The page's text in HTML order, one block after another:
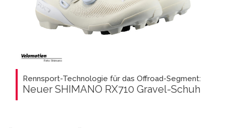
Rennsport-Technologie für das Offroad-Segment:
Neuer SHIMANO RX710 Gravel-Schuh